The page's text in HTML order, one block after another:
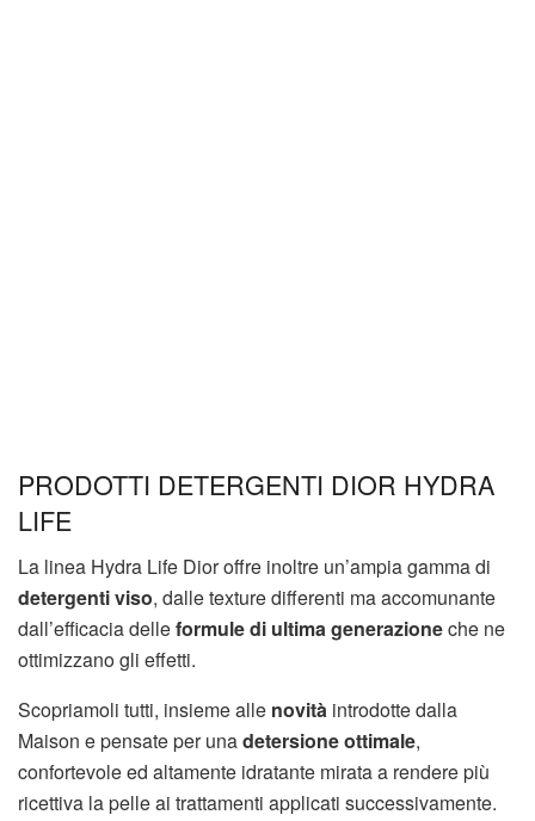
PRODOTTI DETERGENTI DIOR HYDRA
LIFE
La linea Hydra Life Dior offre inoltre un’ampia gamma di
detergenti viso, dalle texture differenti ma accomunante
dall’efficacia delleformule di ultima generazioneche ne
ottimizzano gli effetti.
Scopriamoli tutti, insieme alle novità introdotte dalla
Maison e pensate per unadetersione ottimale,
confortevole ed altamente idratante mirata a rendere più
ricettiva la pelle ai trattamenti applicati successivamente.